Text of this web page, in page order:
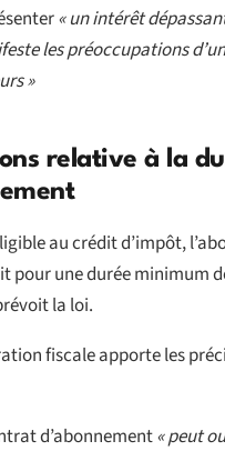
« un intérêt
les préoccupations
»
relative à la
au crédit d’impôt,
pour une durée minimum
la loi.
fiscale apporte les
d’abonnement« peut